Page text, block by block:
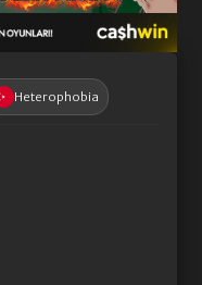
Heterophobia